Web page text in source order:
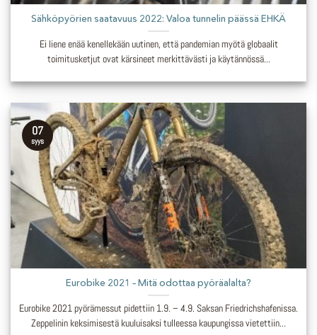
Sähköpyörien saatavuus 2022: Valoa tunnelin päässä EHKÄ
Ei liene enää kenellekään uutinen, että pandemian myötä globaalit
toimitusketjut ovat kärsineet merkittävästi ja käytännössä...
Eurobike 2021 – Mitä odottaa pyöräalalta?
Eurobike 2021 pyörämessut pidettiin 1.9. – 4.9. Saksan Friedrichshafenissa.
Zeppelinin keksimisestä kuuluisaksi tulleessa kaupungissa vietettiin...
07
syys